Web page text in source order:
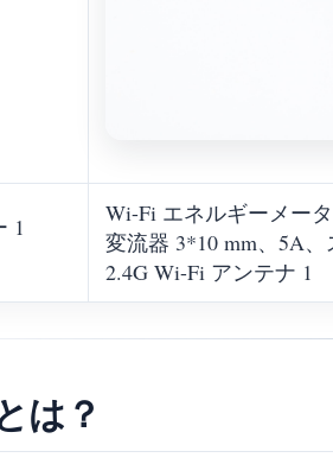
1
Wi-Fi エネルギーメー
変流器 3*10 mm、5A
2.4G Wi-Fi アンテナ 1
は？